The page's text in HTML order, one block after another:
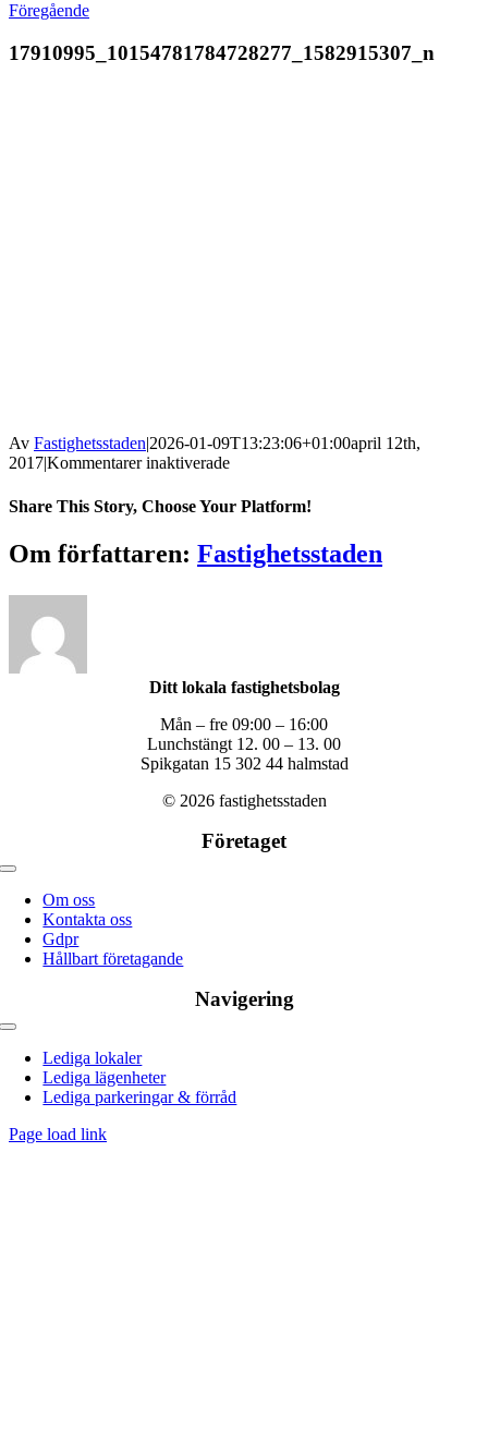
Föregående
17910995_10154781784728277_1582915307_n
Av Fastighetsstaden|2026-01-09T13:23:06+01:00april 12th,
2017|Kommentarer inaktiveradeför
Share This Story, Choose Your Platform!
Facebook
X
Reddit
LinkedIn
WhatsApp
Tumblr
Pinterest
Vk
Xing
E-
post
Om författaren: Fastighetsstaden
Ditt lokala fastighetsbolag
Mån – fre 09:00 – 16:00
Lunchstängt 12. 00 – 13. 00
Spikgatan 15 302 44 halmstad
© 2026 fastighetsstaden
Företaget
Toggle
navigationOm oss
Kontakta oss
Gdpr
Hållbart företagande
Navigering
Toggle
navigationLediga lokaler
Lediga lägenheter
Lediga parkeringar & förråd
Page load link